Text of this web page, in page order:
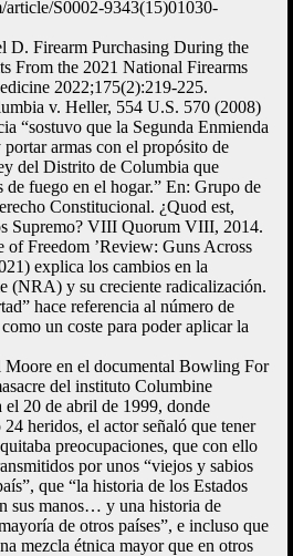
S0002-9343(15)01030-
Firearm Purchasing During the
From the 2021 National Firearms
2022;175(2):219-225.
v. Heller, 554 U.S. 570 (2008)
“sostuvo que la Segunda Enmienda
armas con el propósito de
del Distrito de Columbia que
de fuego en el hogar.” En: Grupo de
Constitucional. ¿Quod est,
Supremo? VIII Quorum VIII, 2014.
of Freedom ’Review: Guns Across
explica los cambios en la
(NRA) y su creciente radicalización.
hace referencia al número de
un coste para poder aplicar la
en el documental Bowling For
del instituto Columbine
20 de abril de 1999, donde
heridos, el actor señaló que tener
preocupaciones, que con ello
por unos “viejos y sabios
que “la historia de los Estados
sus manos… y una historia de
de otros países”, e incluso que
mezcla étnica mayor que en otros